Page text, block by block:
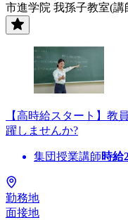
市進学院 我孫子教室(講
【高時給スタート】教
躍しませんか?
集団授業講師時給
勤務地
面接地